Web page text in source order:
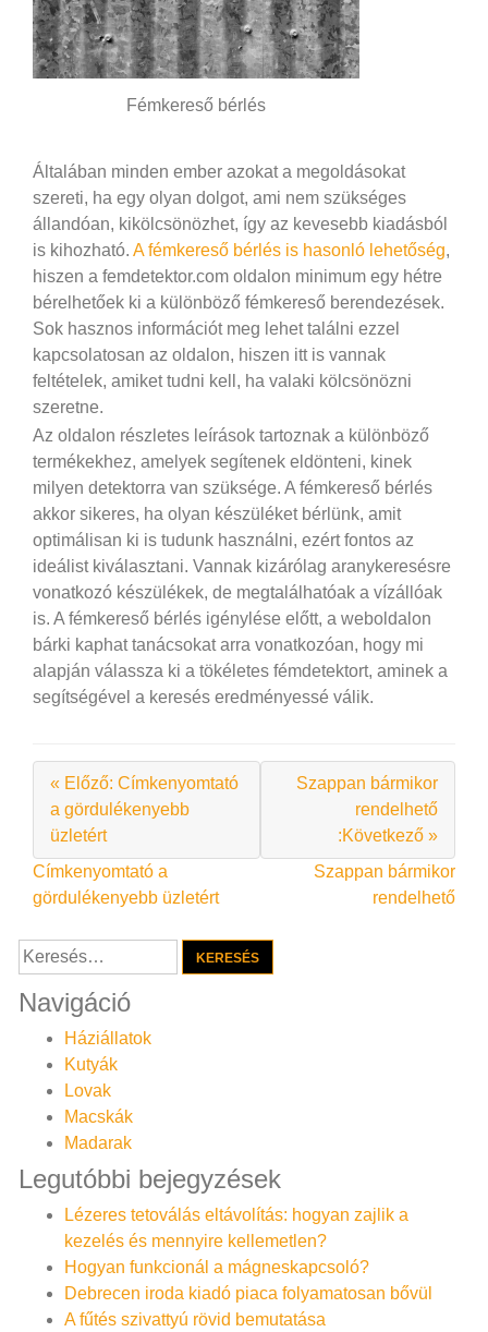
Fémkereső bérlés
Általában minden ember azokat a megoldásokat
szereti, ha egy olyan dolgot, ami nem szükséges
állandóan, kikölcsönözhet, így az kevesebb kiadásból
is kihozható. A fémkereső bérlés is hasonló lehetőség,
hiszen a femdetektor.com oldalon minimum egy hétre
bérelhetőek ki a különböző fémkereső berendezések.
Sok hasznos információt meg lehet találni ezzel
kapcsolatosan az oldalon, hiszen itt is vannak
feltételek, amiket tudni kell, ha valaki kölcsönözni
szeretne.
Az oldalon részletes leírások tartoznak a különböző
termékekhez, amelyek segítenek eldönteni, kinek
milyen detektorra van szüksége. A fémkereső bérlés
akkor sikeres, ha olyan készüléket bérlünk, amit
optimálisan ki is tudunk használni, ezért fontos az
ideálist kiválasztani. Vannak kizárólag aranykeresésre
vonatkozó készülékek, de megtalálhatóak a vízállóak
is. A fémkereső bérlés igénylése előtt, a weboldalon
bárki kaphat tanácsokat arra vonatkozóan, hogy mi
alapján válassza ki a tökéletes fémdetektort, aminek a
segítségével a keresés eredményessé válik.
« Előző: Címkenyomtató
a gördulékenyebb
üzletért
Szappan bármikor
rendelhető
:Következő »
Bejegyzés
navigáció
Címkenyomtató a
gördulékenyebb üzletért
Szappan bármikor
rendelhető
Keresés:
Navigáció
Háziállatok
Kutyák
Lovak
Macskák
Madarak
Legutóbbi bejegyzések
Lézeres tetoválás eltávolítás: hogyan zajlik a
kezelés és mennyire kellemetlen?
Hogyan funkcionál a mágneskapcsoló?
Debrecen iroda kiadó piaca folyamatosan bővül
A fűtés szivattyú rövid bemutatása